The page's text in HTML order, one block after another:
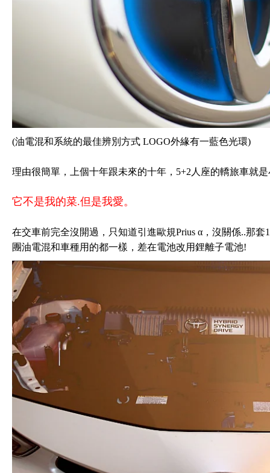
(油電混和系統的最佳辨別方式 LOGO外緣有一藍色光環)
理由很簡單，上個十年跟未來的十年，5+2人座的轎旅車就
它不是我的菜.但是我愛。
在交車前完全沒開過，只知道引進歐規Prius α，沒關係..那
團油電混和車種用的都一樣，差在電池改用鋰離子電池!